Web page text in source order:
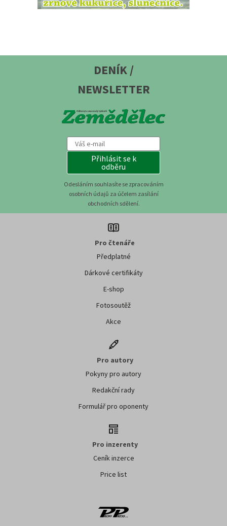
DENÍK /
NEWSLETTER
Přihlásit se k
odběru
Odesláním souhlasíte se zpracováním
osobních údajů za účelem zasílání
obchodních sdělení.
Pro čtenáře
Předplatné
Dárkové certifikáty
E-shop
Fotosoutěž
Akce
Pro autory
Pokyny pro autory
Redakční rady
Formulář pro oponenty
Pro inzerenty
Ceník inzerce
Price list